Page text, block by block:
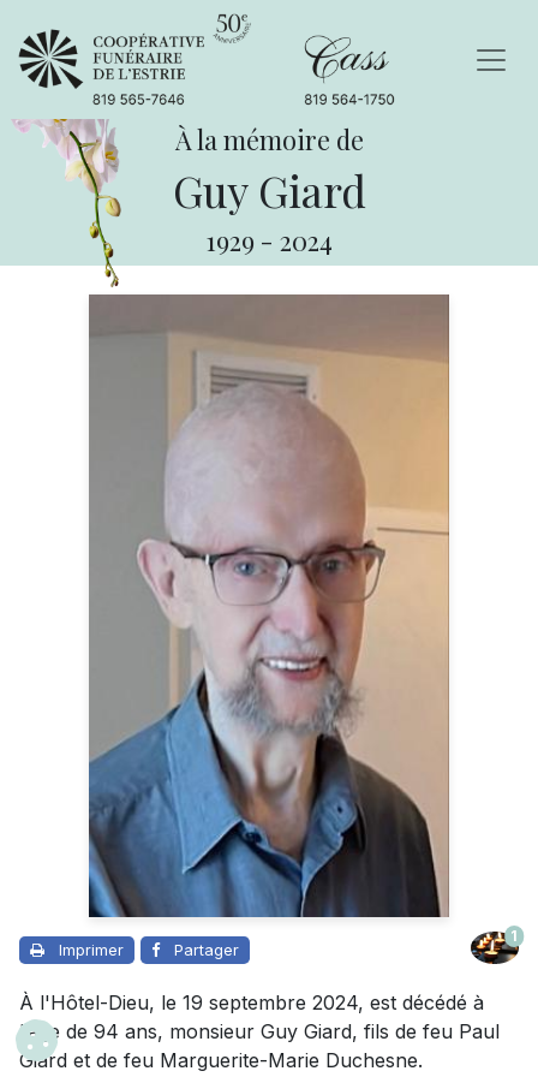
À la mémoire de
Guy Giard
1929 - 2024
Imprimer Partager
1
À l'Hôtel-Dieu, le 19 septembre 2024, est décédé à
l’âge de 94 ans, monsieur Guy Giard, fils de feu Paul
Giard et de feu Marguerite-Marie Duchesne.